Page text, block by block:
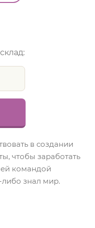
в создании
чтобы заработать
командой
либо знал мир.